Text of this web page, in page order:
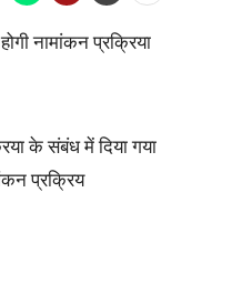
नामांकन प्रक्रिया
के संबंध में दिया गया
प्रक्रिय